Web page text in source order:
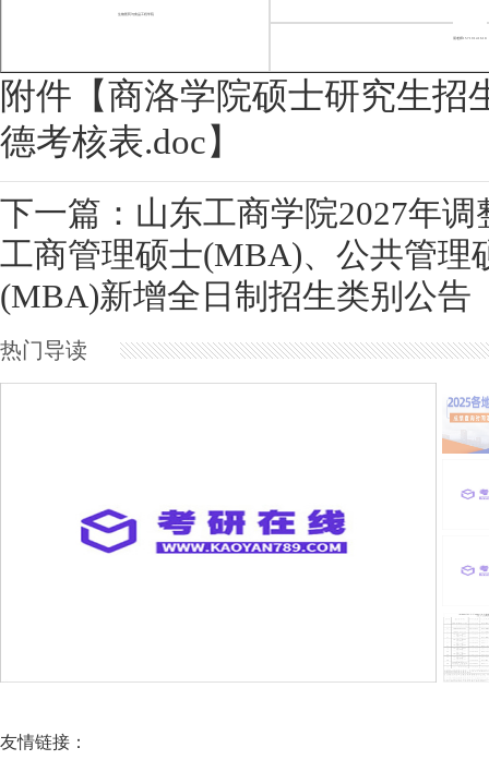
生物医药与食品工程学院
屈老师15719141610
附件【商洛学院硕士研究生招
德考核表.doc】
下一篇：山东工商学院2027年调
工商管理硕士(MBA)、公共管理
(MBA)新增全日制招生类别公告
热门导读
友情链接：